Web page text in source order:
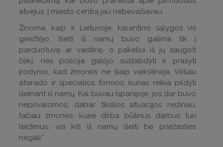
atvejus, į miesto centrą jau nebevažiavau.
Žinoma, kaip ir Lietuvoje, karantino sąlygos vis
griežtėjo. Išeiti iš namų buvo galima tik į
parduotuvę ar vaistinę, o pakeliui iš jų saugoti
čekį, nes policija galėjo sustabdyti ir prašyti
įrodymo, kad žmonės ne šiaip vaikštinėja. Vėliau
atsirado ir specialios formos, kurias reikia pildyti
išeinant iš namų. Kai buvau Ispanijoje, jos dar buvo
neprivalomos, dabar tikslios situacijos nežinau,
tačiau žmonės, kurie dirba būtinus darbus turi
leidimus, visi kiti iš namų išeiti be priežasties
negali.“